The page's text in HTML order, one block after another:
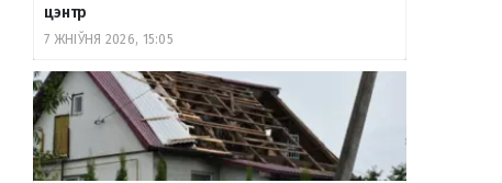
m е
цэнтр
7 ЖНІЎНЯ 2026, 15:05